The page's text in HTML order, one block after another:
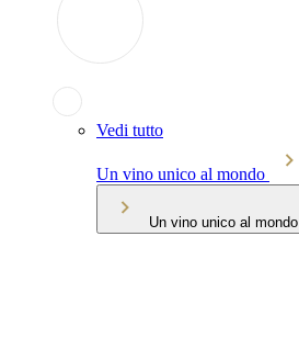
Vedi tutto
Un vino unico al mondo
Un vino unico al mondo